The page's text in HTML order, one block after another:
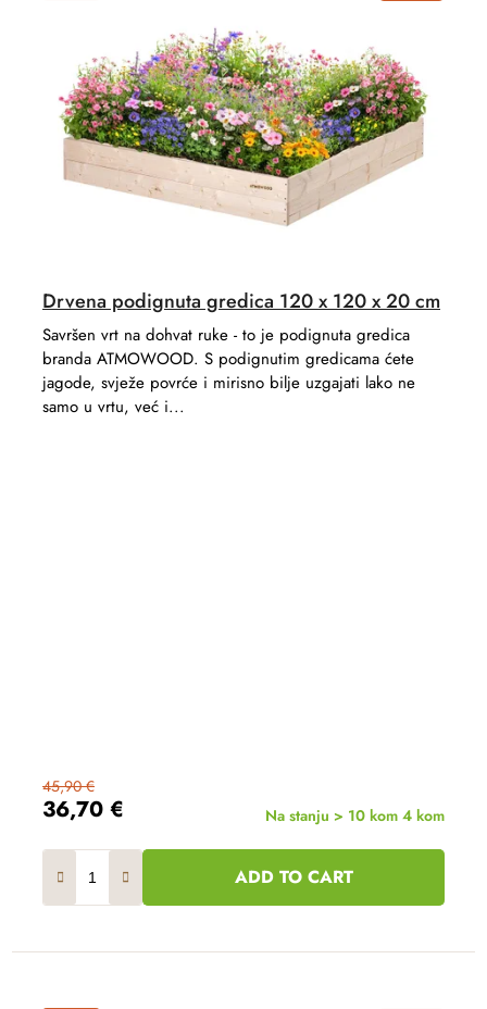
Drvena podignuta gredica 120 x 120 x 20 cm
36,70 €
45,90 €
Na stanju > 10 kom 4 kom
ADD TO CART
Savršen vrt na dohvat ruke - to je podignuta gredica
branda ATMOWOOD. S podignutim gredicama ćete
jagode, svježe povrće i mirisno bilje uzgajati lako ne
samo u vrtu, već i...